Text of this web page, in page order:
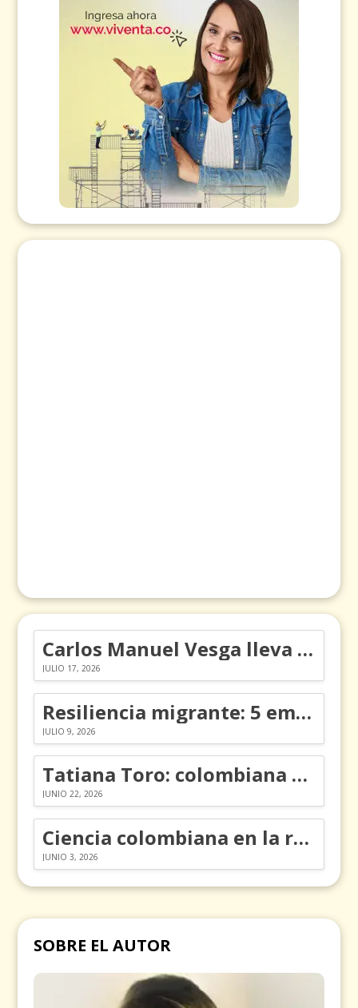
Carlos Manuel Vesga lleva el nombre de Colombia a los Emmy
JULIO 17, 2026
Resiliencia migrante: 5 emociones y cómo gestionarlas
JULIO 9, 2026
Tatiana Toro: colombiana que cambió la historia de las matemáticas
JUNIO 22, 2026
Ciencia colombiana en la revolución de los órganos en chips
JUNIO 3, 2026
SOBRE EL AUTOR